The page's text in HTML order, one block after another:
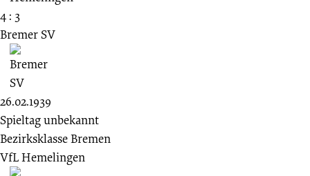
4 : 3
Bremer SV
26.02.1939
Spieltag unbekannt
Bezirksklasse Bremen
VfL Hemelingen